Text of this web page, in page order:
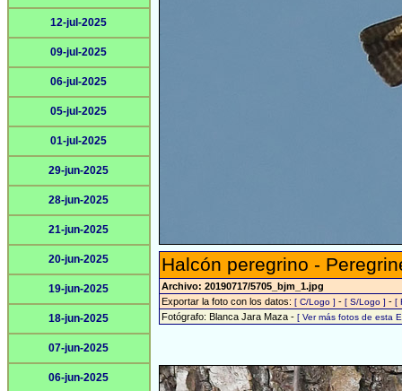
12-jul-2025
09-jul-2025
06-jul-2025
05-jul-2025
01-jul-2025
29-jun-2025
28-jun-2025
21-jun-2025
20-jun-2025
19-jun-2025
18-jun-2025
07-jun-2025
06-jun-2025
Halcón peregrino -
Archivo: 20190717/5705_bjm_1.jpg
Exportar la foto con los datos: [ C/Logo ] - [ S/Logo ] - [
Fotógrafo: Blanca Jara Maza - [ Ver más fotos de esta